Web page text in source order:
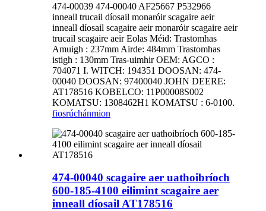
474-00039 474-00040 AF25667 P532966
inneall trucail díosail monaróir scagaire aeir
inneall díosail scagaire aeir monaróir scagaire aeir
trucail scagaire aeir Eolas Méid: Trastomhas
Amuigh : 237mm Airde: 484mm Trastomhas
istigh : 130mm Tras-uimhir OEM: AGCO :
704071 I. WITCH: 194351 DOOSAN: 474-
00040 DOOSAN: 97400040 JOHN DEERE:
AT178516 KOBELCO: 11P00008S002
KOMATSU: 1308462H1 KOMATSU : 6-0100.
fiosrúchánmion
474-00040 scagaire aer uathoibríoch
600-185-4100 eilimint scagaire aer
inneall díosail AT178516